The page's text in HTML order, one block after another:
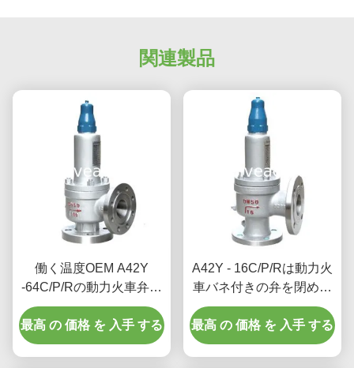
関連製品
働く温度OEM A42Y
-64C/P/Rの動力火車弁の
300℃
最高 の 価格 を 入手 する
A42Y - 16C/P/Rは動力火
車バネ付きの弁を閉めま
したり/十分にタイプ安全
弁を持ち上げます
最高 の 価格 を 入手 する